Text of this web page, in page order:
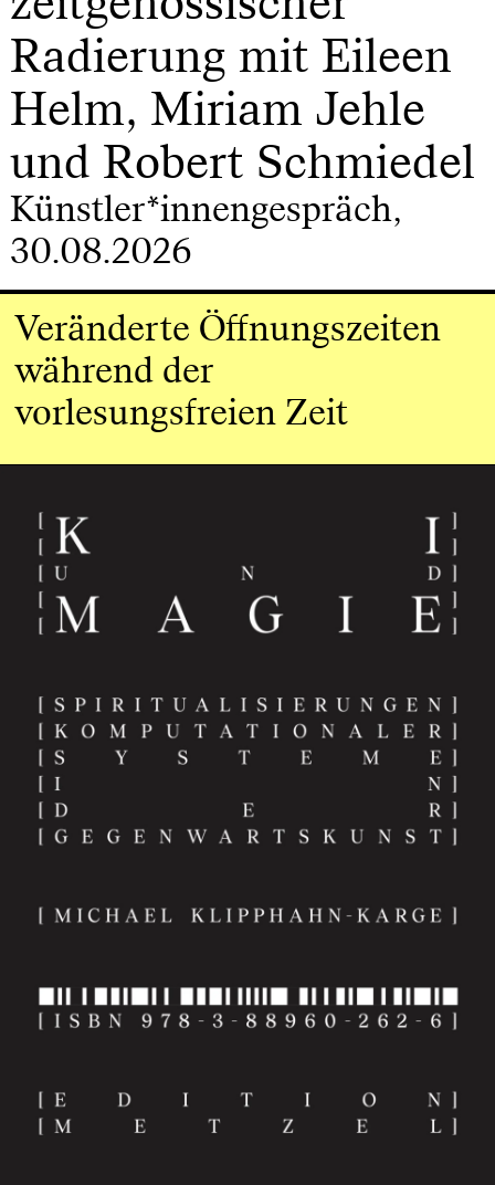
Radierung mit Eileen
Helm, Miriam Jehle
und Robert Schmiedel
Künstler*innengespräch,
30.08.2026
Veränderte Öffnungszeiten
während der
vorlesungsfreien Zeit